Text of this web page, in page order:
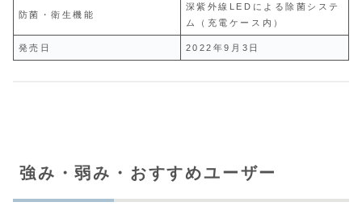
防菌・衛生機能
深紫外線LEDによる除菌システ
ム（充電ケース内）
発売日 2022年9月3日
強み・弱み・おすすめユーザー